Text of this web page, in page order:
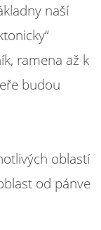
naší
ramena až k
budou
oblastí
od pánve